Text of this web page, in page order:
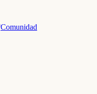
Comunidad